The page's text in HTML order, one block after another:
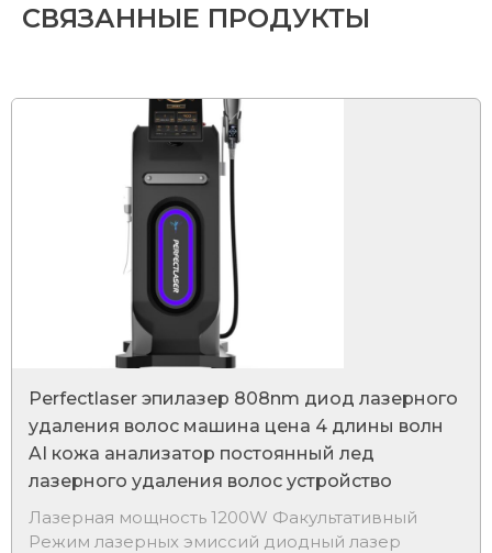
СВЯЗАННЫЕ ПРОДУКТЫ
Perfectlaser эпилазер 808nm диод лазерного
удаления волос машина цена 4 длины волн
AI кожа анализатор постоянный лед
лазерного удаления волос устройство
Лазерная мощность 1200W Факультативный
Режим лазерных эмиссий диодный лазер